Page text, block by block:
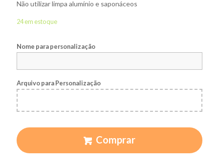
Não utilizar limpa alumínio e saponáceos
24 em estoque
Nome para personalização
Arquivo para Personalização
Comprar